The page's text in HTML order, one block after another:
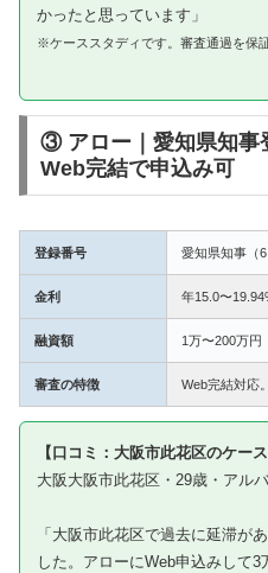
かったと思っています」
※ケーススタディです。審査通過を保
③ アロー｜愛知県知事
Web完結で申込み可
登録番号 愛知県知事（
金利 年15.0〜
融資額 1万〜200万円
審査の特徴 Web完結対応
【口コミ：大阪市此花区のケース
大阪大阪市此花区・29歳・アル
「大阪市此花区で過去に延滞が
した。アローにWeb申込みして